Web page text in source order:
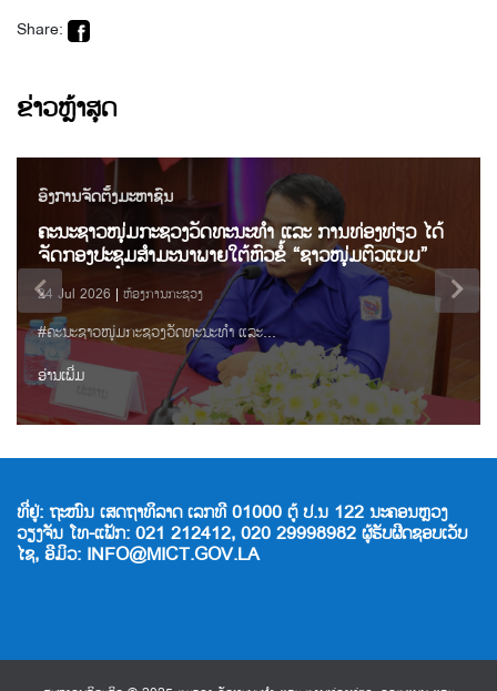
Share:
ຂ່າວຫຼ້າສຸດ
ອົງການຈັດຕັ້ງມະຫາຊົນ
ຄະນະຊາວໜຸ່ມກະຊວງວັດທະນະທຳ ແລະ ການທ່ອງທ່ຽວ ໄດ້
ຈັດກອງປະຊຸມສຳມະນາພາຍໃຕ້ຫົວຂໍ້ “ຊາວໜຸ່ມຕົວແບບ”
24 Jul 2026 ຫ້ອງການກະຊວງ
#ຄະນະຊາວໜຸ່ມກະຊວງວັດທະນະທຳ ແລະ...
ອ່ານເພີ່ມ
ທີ່ຢູ່: ຖະໜົນ ເສດຖາທິລາດ ເລກທີ 01000 ຕູ້ ປ.ນ 122 ນະຄອນຫຼວງ
ວຽງຈັນ ໂທ-ແຟັກ: 021 212412, 020 29998982 ຜູ້ຮັບຜີດຊອບເວັບ
ໄຊ, ອີມິວ: INFO@MICT.GOV.LA